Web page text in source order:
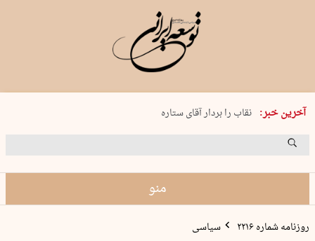
آخرین خبر:
پنجشنبه 15 مرداد 1405 شماره 2243
نقاب را بردار آقای ستاره
کدام فوتبال؟
منو
روزنامه شماره ۲۲۱۶ سیاسی